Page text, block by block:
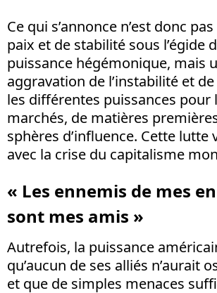
Ce qui s’annonce n’est donc
paix et de stabilité sous l’égide
puissance hégémonique, mais
aggravation de l’instabilité et
les différentes puissances pour
marchés, de matières
sphères d’influence. Cette lutte
avec la crise du capitalisme
« Les ennemis de mes
sont mes amis »
Autrefois, la puissance
qu’aucun de ses alliés n’aurait
et que de simples menaces